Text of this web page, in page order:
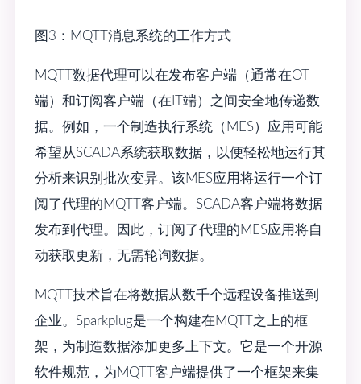
图3：MQTT消息系统的工作方式
MQTT数据代理可以在发布客户端（通常在OT
端）和订阅客户端（在IT端）之间安全地传递数
据。例如，一个制造执行系统（MES）应用可能
希望从SCADA系统获取数据，以便轻松地运行其
分析来识别批次变异。该MES应用将运行一个订
阅了代理的MQTT客户端。SCADA客户端将数据
发布到代理。因此，订阅了代理的MES应用将自
动获取更新，无需轮询数据。
MQTT技术旨在将数据从数千个远程设备推送到
企业。Sparkplug是一个构建在MQTT之上的框
架，为制造数据添加更多上下文。它是一个开源
软件规范，为MQTT客户端提供了一个框架来集